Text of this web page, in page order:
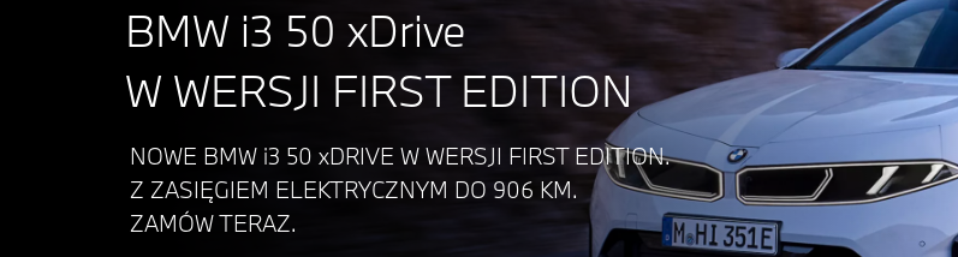
BMW i3 50 xDrive
W WERSJI FIRST EDITION
NOWE BMW i3 50 xDRIVE W WERSJI FIRST EDITION.
Z ZASIĘGIEM ELEKTRYCZNYM DO 906 KM.
ZAMÓW TERAZ.